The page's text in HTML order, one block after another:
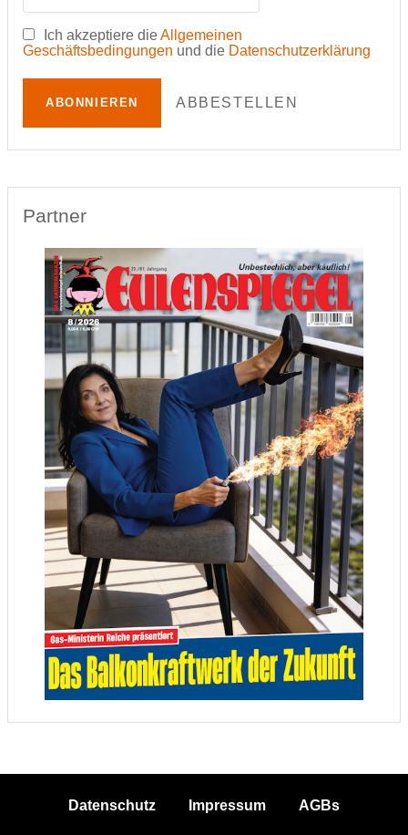
Ich akzeptiere dieAllgemeinen
Geschäftsbedingungen und die Datenschutzerklärung
ABONNIEREN ABBESTELLEN
Partner
Datenschutz Impressum AGBs